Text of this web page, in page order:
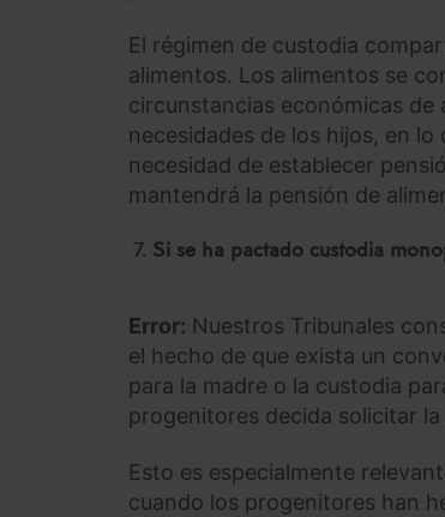
El régimen de custodia
alimentos. Los alimentos se
circunstancias económicas de
necesidades de los hijos, en
necesidad de establecer
mantendrá la pensión de
Si se ha pactado custodia
Error: Nuestros Tribunales
el hecho de que exista un
para la madre o la custodia
progenitores decida solicitar
Esto es especialmente
cuando los progenitores han